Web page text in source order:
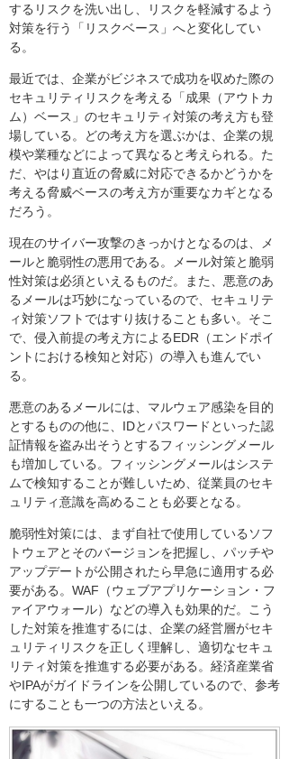
するリスクを洗い出し、リスクを軽減するよう
対策を行う「リスクベース」へと変化してい
る。
最近では、企業がビジネスで成功を収めた際の
セキュリティリスクを考える「成果（アウトカ
ム）ベース」のセキュリティ対策の考え方も登
場している。どの考え方を選ぶかは、企業の規
模や業種などによって異なると考えられる。た
だ、やはり直近の脅威に対応できるかどうかを
考える脅威ベースの考え方が重要なカギとなる
だろう。
現在のサイバー攻撃のきっかけとなるのは、メ
ールと脆弱性の悪用である。メール対策と脆弱
性対策は必須といえるものだ。また、悪意のあ
るメールは巧妙になっているので、セキュリテ
ィ対策ソフトではすり抜けることも多い。そこ
で、侵入前提の考え方によるEDR（エンドポイ
ントにおける検知と対応）の導入も進んでい
る。
悪意のあるメールには、マルウェア感染を目的
とするものの他に、IDとパスワードといった認
証情報を盗み出そうとするフィッシングメール
も増加している。フィッシングメールはシステ
ムで検知することが難しいため、従業員のセキ
ュリティ意識を高めることも必要となる。
脆弱性対策には、まず自社で使用しているソフ
トウェアとそのバージョンを把握し、パッチや
アップデートが公開されたら早急に適用する必
要がある。WAF（ウェブアプリケーション・フ
ァイアウォール）などの導入も効果的だ。こう
した対策を推進するには、企業の経営層がセキ
ュリティリスクを正しく理解し、適切なセキュ
リティ対策を推進する必要がある。経済産業省
やIPAがガイドラインを公開しているので、参考
にすることも一つの方法といえる。